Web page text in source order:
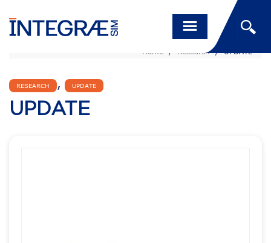
Home / Research / UPDATE
RESEARCH , UPDATE
UPDATE